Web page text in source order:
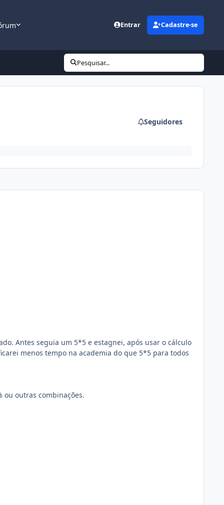
Entrar Cadastre-se
Pesquisar...
Seguidores
Antes seguia um 5*5 e estagnei, após usar o cálculo
menos tempo na academia do que 5*5 para todos
ou outras combinações.